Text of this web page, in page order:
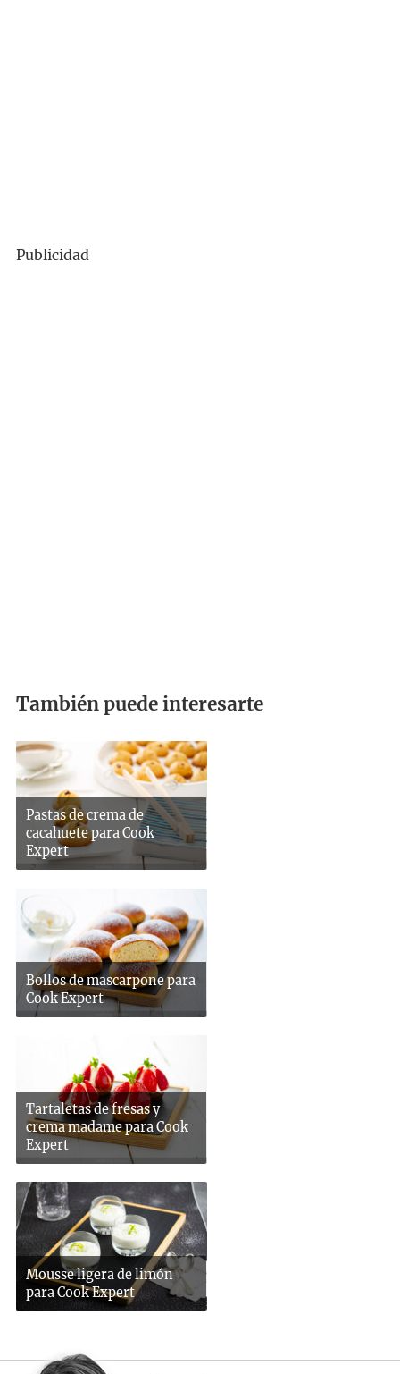
Publicidad
También puede interesarte
Pastas de crema de
cacahuete para Cook
Expert
Bollos de mascarpone para
Cook Expert
Tartaletas de fresas y
crema madame para Cook
Expert
Mousse ligera de limón
para Cook Expert